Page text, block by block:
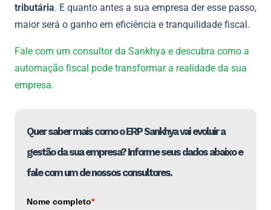
tributária. E quanto antes a sua empresa der esse passo,
maior será o ganho em eficiência e tranquilidade fiscal.
Fale com um consultor da Sankhya e descubra como a
automação fiscal pode transformar a realidade da sua
empresa.
Quer saber mais como o ERP Sankhya vai evoluir a
gestão da sua empresa? Informe seus dados abaixo e
fale com um de nossos consultores.
Nome completo*